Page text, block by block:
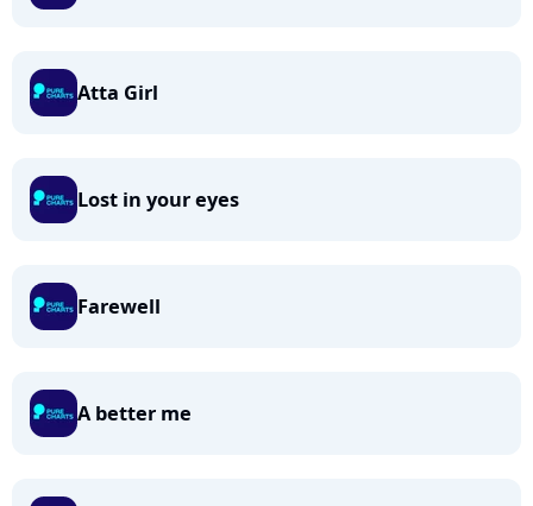
Atta Girl
Lost in your eyes
Farewell
A better me